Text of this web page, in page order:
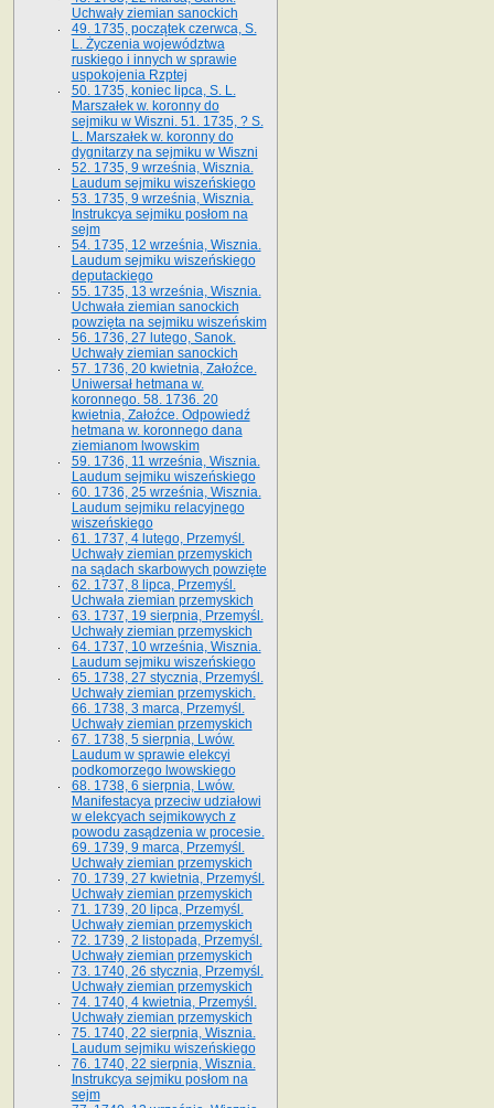
Uchwały ziemian sanockich
49. 1735, początek czerwca, S.
L. Życzenia województwa
ruskiego i innych w sprawie
uspokojenia Rzptej
50. 1735, koniec lipca, S. L.
Marszałek w. koronny do
sejmiku w Wiszni. 51. 1735, ? S.
L. Marszałek w. koronny do
dygnitarzy na sejmiku w Wiszni
52. 1735, 9 września, Wisznia.
Laudum sejmiku wiszeńskiego
53. 1735, 9 września, Wisznia.
Instrukcya sejmiku posłom na
sejm
54. 1735, 12 września, Wisznia.
Laudum sejmiku wiszeńskiego
deputackiego
55. 1735, 13 września, Wisznia.
Uchwała ziemian sanockich
powzięta na sejmiku wiszeńskim
56. 1736, 27 lutego, Sanok.
Uchwały ziemian sanockich
57. 1736, 20 kwietnia, Załoźce.
Uniwersał hetmana w.
koronnego. 58. 1736. 20
kwietnia, Załoźce. Odpowiedź
hetmana w. koronnego dana
ziemianom lwowskim
59. 1736, 11 września, Wisznia.
Laudum sejmiku wiszeńskiego
60. 1736, 25 września, Wisznia.
Laudum sejmiku relacyjnego
wiszeńskiego
61. 1737, 4 lutego, Przemyśl.
Uchwały ziemian przemyskich
na sądach skarbowych powzięte
62. 1737, 8 lipca, Przemyśl.
Uchwała ziemian przemyskich
63. 1737, 19 sierpnia, Przemyśl.
Uchwały ziemian przemyskich
64. 1737, 10 września, Wisznia.
Laudum sejmiku wiszeńskiego
65. 1738, 27 stycznia, Przemyśl.
Uchwały ziemian przemyskich­­.
66. 1738, 3 marca, Przemyśl.
Uchwały ziemian przemyskich­
67. 1738, 5 sierpnia, Lwów.
Laudum w sprawie elekcyi
podkomorzego lwowskiego
68. 1738, 6 sierpnia, Lwów.
Manifestacya przeciw udziałowi
w elekcyach sejmikowych z
powodu zasądzenia w procesie.
69. 1739, 9 marca, Przemyśl.
Uchwały ziemian przemyskich
70. 1739, 27 kwietnia, Przemyśl.
Uchwały ziemian przemyskich
71. 1739, 20 lipca, Przemyśl.
Uchwały ziemian przemyskich
72. 1739, 2 listopada, Przemyśl.
Uchwały ziemian przemyskich
73. 1740, 26 stycznia, Przemyśl.
Uchwały ziemian przemyskich
74. 1740, 4 kwietnia, Przemyśl.
Uchwały ziemian przemyskich
75. 1740, 22 sierpnia, Wisznia.
Laudum sejmiku wiszeńskiego
76. 1740, 22 sierpnia, Wisznia.
Instrukcya sejmiku posłom na
sejm